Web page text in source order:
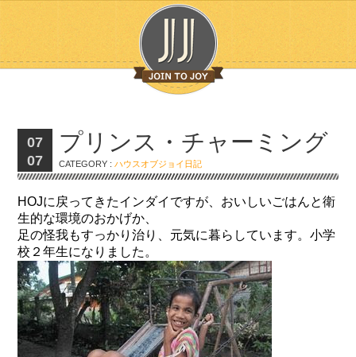
07
07
プリンス・チャーミング
CATEGORY :ハウスオブジョイ日記
HOJに戻ってきたインダイですが、おいしいごはんと衛
生的な環境のおかげか、
足の怪我もすっかり治り、元気に暮らしています。小学
校２年生になりました。